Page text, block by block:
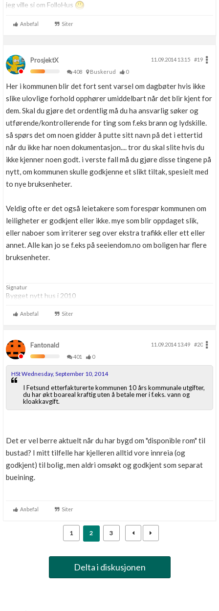
jeg ville si om FolloHus
Anbefal Siter
ProsjektX 11.09.2014 13.15
#19
408
Buskerud 0
Her i kommunen blir det fort sent varsel om dagbøter hvis ikke
slike ulovlige forhold opphører umiddelbart når det blir kjent for
dem. Skal du gjøre det ordentlig må du ha ansvarlig søker og
utførende/kontrollerende for ting som f.eks brann og lydskille.
så spørs det om noen gidder å putte sitt navn på det i ettertid
når du ikke har noen dokumentasjon.... tror du skal slite hvis du
ikke kjenner noen godt. i verste fall må du gjøre disse tingene på
nytt, om kommunen skulle godkjenne et slikt tiltak, spesielt med
to nye bruksenheter.
Veldig ofte er det også leietakere som forespør kommunen om
leiligheter er godkjent eller ikke. mye som blir oppdaget slik,
eller naboer som irriterer seg over ekstra trafikk eller ett eller
annet. Alle kan jo se f.eks på seeiendom.no om boligen har flere
bruksenheter.
Signatur
Bygget nytt hus i 2010
Anbefal Siter
Fantonald 11.09.2014 13.49
#20
401
0
HSt Wednesday, September 10, 2014
I Fetsund etterfakturerte kommunen 10 års kommunale utgifter,
du har økt boareal kraftig uten å betale mer i f.eks. vann og
kloakkavgift.
Det er vel berre aktuelt når du har bygd om "disponible rom" til
bustad? I mitt tilfelle har kjelleren alltid vore innreia (og
godkjent) til bolig, men aldri omsøkt og godkjent som separat
bueining.
Anbefal Siter
1 2 3
Delta i diskusjonen